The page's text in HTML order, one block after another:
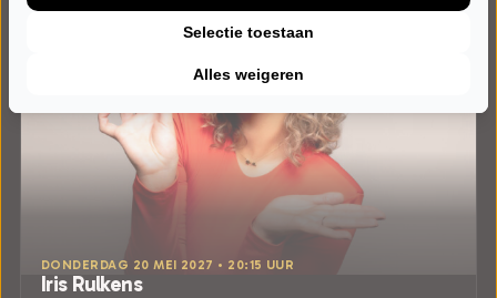
DONDERDAG 20 MEI 2027 • 20:15 UUR
Iris Rulkens
Alles weigeren
Selectie toestaan